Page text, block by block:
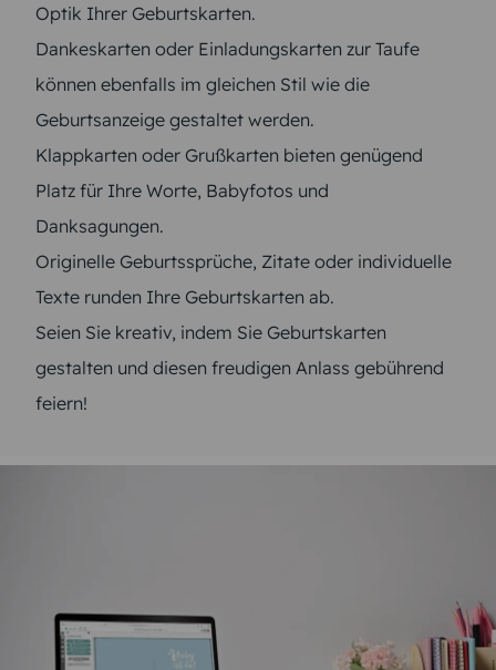
Optik Ihrer Geburtskarten.
Dankeskarten oder Einladungskarten zur Taufe
können ebenfalls im gleichen Stil wie die
Geburtsanzeige gestaltet werden.
Klappkarten oder Grußkarten bieten genügend
Platz für Ihre Worte, Babyfotos und
Danksagungen.
Originelle Geburtssprüche, Zitate oder individuelle
Texte runden Ihre Geburtskarten ab.
Seien Sie kreativ, indem Sie Geburtskarten
gestalten und diesen freudigen Anlass gebührend
feiern!